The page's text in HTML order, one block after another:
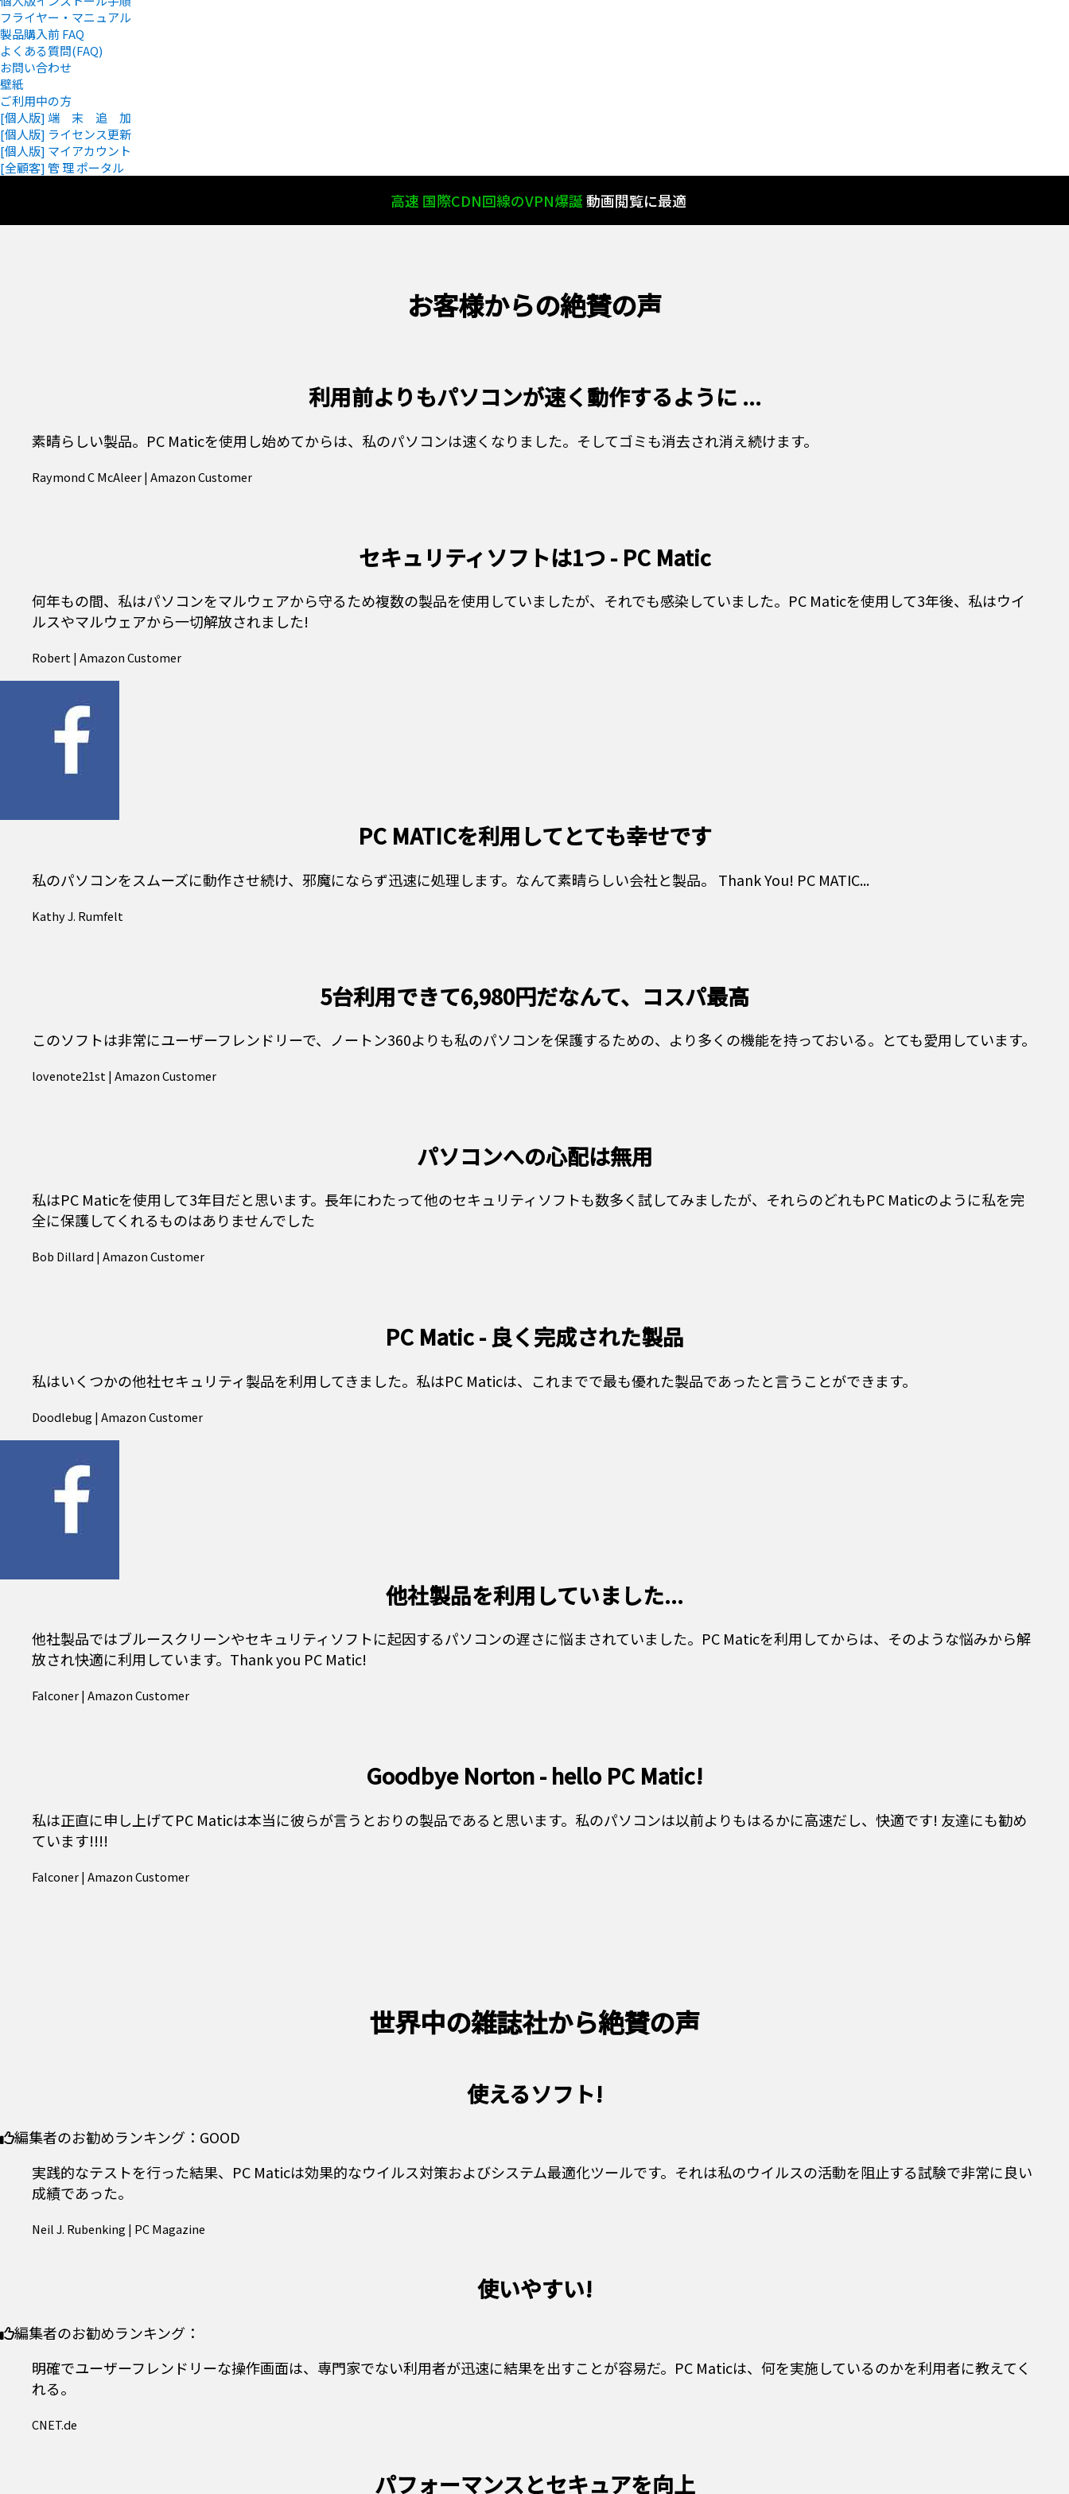
フライヤー・マニュアル
製品購入前 FAQ
よくある質問(FAQ)
お問い合わせ
壁紙
ご利用中の方
[個人版] 端 末 追 加
[個人版] ライセンス更新
[個人版] マイアカウント
[全顧客] 管 理 ポータル
高速 国際CDN回線のVPN爆誕動画閲覧に最適
お客様からの絶賛の声
利用前よりもパソコンが速く動作するように ...
素晴らしい製品。PC Maticを使用し始めてからは、私のパソコンは速くなりました。そしてゴミも消去され消え続けます。
Raymond C McAleer | Amazon Customer
セキュリティソフトは1つ - PC Matic
何年もの間、私はパソコンをマルウェアから守るため複数の製品を使用していましたが、それでも感染していました。PC Maticを使用して3年後、私はウイ
ルスやマルウェアから一切解放されました!
Robert | Amazon Customer
PC MATICを利用してとても幸せです
私のパソコンをスムーズに動作させ続け、邪魔にならず迅速に処理します。なんて素晴らしい会社と製品。 Thank You! PC MATIC...
Kathy J. Rumfelt
5台利用できて6,980円だなんて、コスパ最高
このソフトは非常にユーザーフレンドリーで、ノートン360よりも私のパソコンを保護するための、より多くの機能を持っておいる。とても愛用しています。
lovenote21st | Amazon Customer
パソコンへの心配は無用
私はPC Maticを使用して3年目だと思います。長年にわたって他のセキュリティソフトも数多く試してみましたが、それらのどれもPC Maticのように私を完
全に保護してくれるものはありませんでした
Bob Dillard | Amazon Customer
PC Matic - 良く完成された製品
私はいくつかの他社セキュリティ製品を利用してきました。私はPC Maticは、これまでで最も優れた製品であったと言うことができます。
Doodlebug | Amazon Customer
他社製品を利用していました...
他社製品ではブルースクリーンやセキュリティソフトに起因するパソコンの遅さに悩まされていました。PC Maticを利用してからは、そのような悩みから解
放され快適に利用しています。Thank you PC Matic!
Falconer | Amazon Customer
Goodbye Norton - hello PC Matic!
私は正直に申し上げてPC Maticは本当に彼らが言うとおりの製品であると思います。私のパソコンは以前よりもはるかに高速だし、快適です! 友達にも勧め
ています!!!!
Falconer | Amazon Customer
世界中の雑誌社から絶賛の声
使えるソフト!
編集者のお勧めランキング： GOOD
実践的なテストを行った結果、PC Maticは効果的なウイルス対策およびシステム最適化ツールです。それは私のウイルスの活動を阻止する試験で非常に良い
成績であった。
Neil J. Rubenking | PC Magazine
使いやすい!
編集者のお勧めランキング：
明確でユーザーフレンドリーな操作画面は、専門家でない利用者が迅速に結果を出すことが容易だ。PC Maticは、何を実施しているのかを利用者に教えてく
れる。
CNET.de
パフォーマンスとセキュアを向上